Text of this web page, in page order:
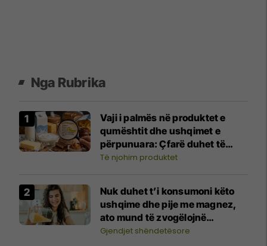
Nga Rubrika
Vaji i palmës në produktet e
qumështit dhe ushqimet e
përpunuara: Çfarë duhet të
dimë për sasinë dhe ndikimin në
Të njohim produktet
Nuk duhet t’i konsumoni këto
ushqime dhe pije me magnez,
ato mund të zvogëlojnë
përthithjen e tij
Gjendjet shëndetësore